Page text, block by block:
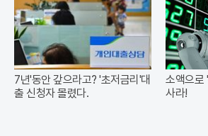
7년'동안 갚으라고? '초저금리'대
출 신청자 몰렸다.
소액으로
사라!